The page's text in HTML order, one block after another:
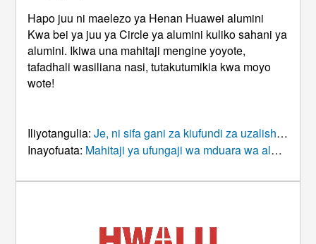
Hapo juu ni maelezo ya Henan Huawei alumini
Kwa bei ya juu ya Circle ya alumini kuliko sahani ya
alumini. Ikiwa una mahitaji mengine yoyote,
tafadhali wasiliana nasi, tutakutumikia kwa moyo
wote!
Iliyotangulia:Je, ni sifa gani za kiufundi za uzalishaji wa alumini Circle?
Inayofuata: Mahitaji ya ufungaji wa mduara wa alumini – Huawei Aluminium